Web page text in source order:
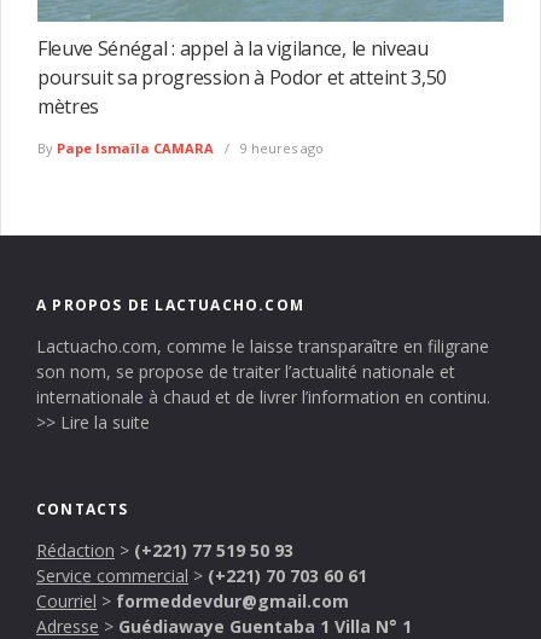
Fleuve Sénégal : appel à la vigilance, le niveau
poursuit sa progression à Podor et atteint 3,50
mètres
By Pape Ismaïla CAMARA 9 heures ago
A PROPOS DE LACTUACHO.COM
Lactuacho.com, comme le laisse transparaître en filigrane
son nom, se propose de traiter l’actualité nationale et
internationale à chaud et de livrer l’information en continu.
>> Lire la suite
CONTACTS
Rédaction > (+221) 77 519 50 93
Service commercial > (+221) 70 703 60 61
Courriel > formeddevdur@gmail.com
Adresse > Guédiawaye Guentaba 1 Villa N° 1